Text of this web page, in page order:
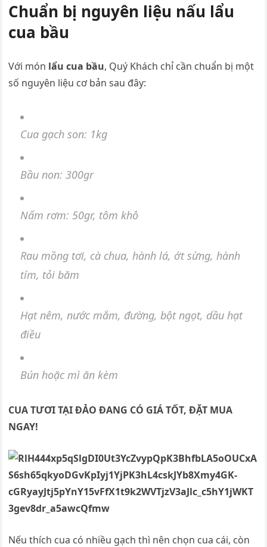
Chuẩn bị nguyên liệu nấu lẩu
cua bầu
Với món lẩu cua bầu, Quý Khách chỉ cần chuẩn bị một
số nguyên liệu cơ bản sau đây:
Cua gạch son: 1kg
Bầu non: 300gr
Nấm rơm: 50gr, tôm khô
Rau mồng tơi, cà chua, hành lá, ớt sừng, hành
tím, tỏi băm
Hạt nêm, nước mắm, đường, bột ngọt, dầu hạt
điều
Bún hoặc mì ăn kèm
CUA TƯƠI TẠI ĐẢO ĐANG CÓ GIÁ TỐT, ĐẶT MUA
NGAY!
Nếu thích cua có nhiều gạch thì nên chọn cua cái, còn